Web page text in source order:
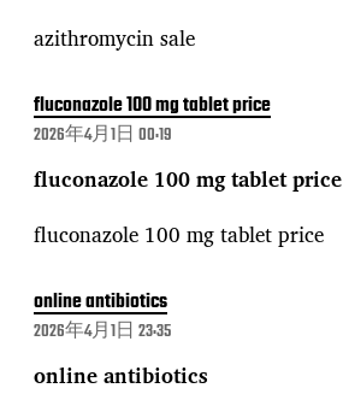
azithromycin sale
fluconazole 100 mg tablet price
2026年4月1日 00:19
fluconazole 100 mg tablet price
fluconazole 100 mg tablet price
online antibiotics
2026年4月1日 23:35
online antibiotics